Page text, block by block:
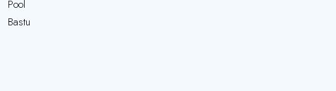
Pool
Bastu